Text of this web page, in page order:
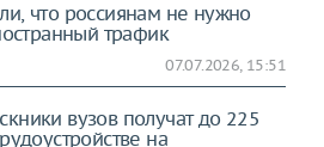
что россиянам не нужно
трафик
07.07.2026, 15:51
вузов получат до 225
на